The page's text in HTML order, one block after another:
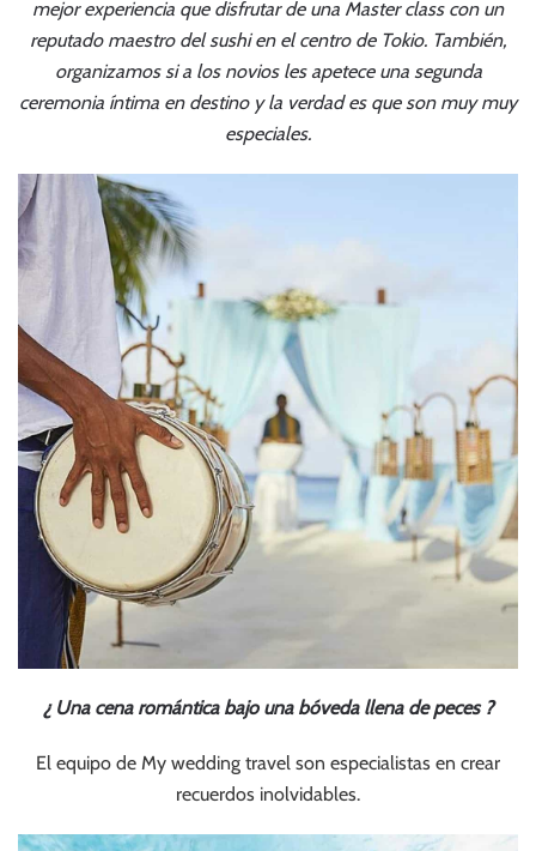
mejor experiencia que disfrutar de una Master class con un
reputado maestro del sushi en el centro de Tokio. También,
organizamos si a los novios les apetece una segunda
ceremonia íntima en destino y la verdad es que son muy muy
especiales.
¿ Una cena romántica bajo una bóveda llena de peces ?
El equipo de My wedding travel son especialistas en crear
recuerdos inolvidables.